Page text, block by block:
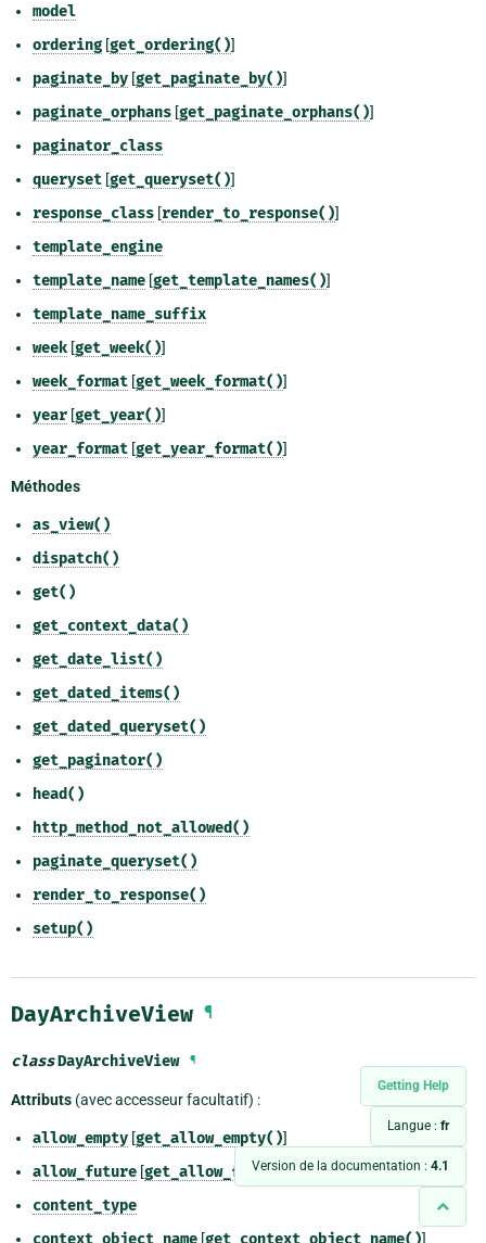
Getting Help
Langue : fr
Version de la documentation : 4.1
model
ordering [get_ordering()]
paginate_by [get_paginate_by()]
paginate_orphans [get_paginate_orphans()]
paginator_class
queryset [get_queryset()]
response_class [render_to_response()]
template_engine
template_name [get_template_names()]
template_name_suffix
week [get_week()]
week_format [get_week_format()]
year [get_year()]
year_format [get_year_format()]
Méthodes
as_view()
dispatch()
get()
get_context_data()
get_date_list()
get_dated_items()
get_dated_queryset()
get_paginator()
head()
http_method_not_allowed()
paginate_queryset()
render_to_response()
setup()
DayArchiveView ¶
classDayArchiveView ¶
Attributs (avec accesseur facultatif) :
allow_empty [get_allow_empty()]
allow_future [get_allow_future()]
content_type
context_object_name [get_context_object_name()]